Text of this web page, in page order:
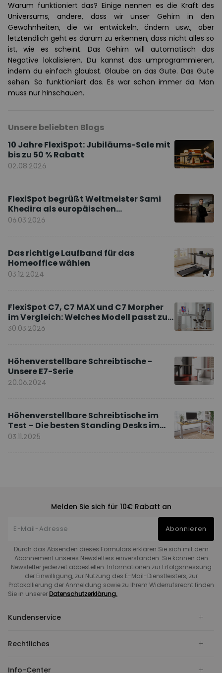
Warum funktioniert das? Einige nennen es die Kraft des
Universums, andere, dass wir unser Gehirn in den
Gewohnheiten, die wir entwickeln, ändern usw., aber
letztendlich geht es darum zu erkennen, dass nicht alles so
ist, wie es scheint. Das Gehirn will automatisch das
Negative lokalisieren. Du kannst das umprogrammieren,
indem du einfach glaubst. Glaube an das Gute. Das Gute
sehen. So funktioniert das. Es war schon immer da. Man
muss nur hinschauen.
Unsere beliebten Blogs
10 Jahre FlexiSpot: Jubiläums-Sale mit
bis zu 50 % Rabatt
02.08.2026
FlexiSpot begrüßt Weltmeister Sami
Khedira als europäischen
Markenbotschafter
06.03.2026
Das richtige Laufband für das
Homeoffice wählen
03.12.2024
FlexiSpot C7, C7 MAX und C7 Morpher
im Vergleich: Welches Modell passt zu
Ihnen?
30.03.2026
Höhenverstellbare Schreibtische -
Unsere E7-Serie
20.06.2024
Höhenverstellbare Schreibtische im
Test – Die besten Standing Desks im
Vergleich
03.11.2025
Melden Sie sich für 10€ Rabatt an
Abonnieren
Durch das Absenden dieses Formulars erklären Sie sich mit dem
Abonnement unseres Newsletters einverstanden. Sie können den
Newsletter jederzeit abbestellen. Informationen zur Erfolgsmessung
der Einwilligung, zur Nutzung des E-Mail-Dienstleisters, zur
Protokollierung der Anmeldung sowie zu Ihrem Widerrufsrecht finden
Sie in unserer Datenschutzerklärung.
Kundenservice
Rechtliches
Info-Center